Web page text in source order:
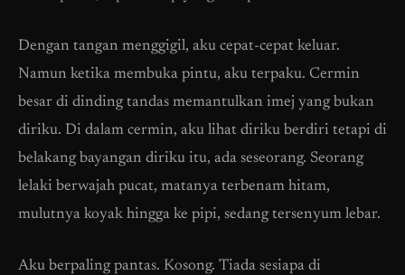
Dengan tangan menggigil, aku cepat-cepat keluar.
Namun ketika membuka pintu, aku terpaku. Cermin
besar di dinding tandas memantulkan imej yang bukan
diriku. Di dalam cermin, aku lihat diriku berdiri tetapi di
belakang bayangan diriku itu, ada seseorang. Seorang
lelaki berwajah pucat, matanya terbenam hitam,
mulutnya koyak hingga ke pipi, sedang tersenyum lebar.
Aku berpaling pantas. Kosong. Tiada sesiapa di